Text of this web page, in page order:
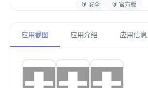
🔰 安全
🔰 官方版
应用截图 应用介绍 应用信息